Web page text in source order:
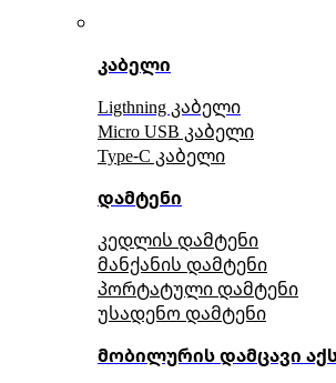
კაბელი
Ligthning კაბელი
Micro USB კაბელი
Type-C კაბელი
დამტენი
კედლის დამტენი
მანქანის დამტენი
პორტატული დამტენი
უსადენო დამტენი
მობილურის დამცავი